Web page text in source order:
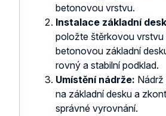
betonovou vrstvu.
Instalace základní
položte štěrkovou vrstvu
betonovou základní
rovný a stabilní podklad.
Umístění nádrže:
na základní desku a
správné vyrovnání.